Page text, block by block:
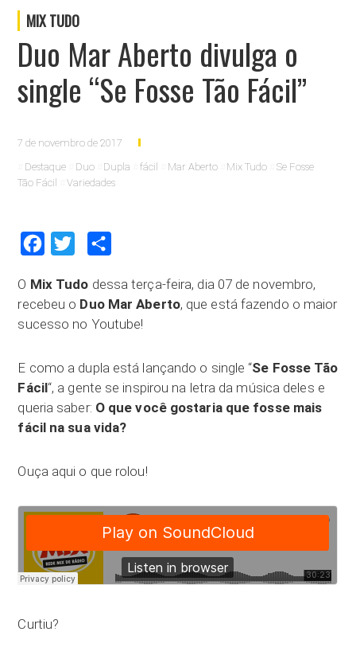
MIX TUDO
Duo Mar Aberto divulga o
single “Se Fosse Tão Fácil”
7 de novembro de 2017
Destaque
Duo Dupla fácil Mar Aberto Mix Tudo
Se Fosse
Tão Fácil
Variedades
Facebook Twitter
O Mix Tudo dessa terça-feira, dia 07 de novembro,
recebeu o Duo Mar Aberto, que está fazendo o maior
sucesso no Youtube!
E como a dupla está lançando o single “Se Fosse Tão
Fácil“, a gente se inspirou na letra da música deles e
queria saber: O que você gostaria que fosse mais
fácil na sua vida?
Ouça aqui o que rolou!
Curtiu?